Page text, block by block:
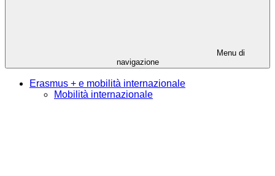
Menu di
navigazione
Erasmus + e mobilità internazionale
Mobilità internazionale